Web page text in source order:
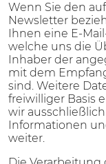
Wenn Sie den
Newsletter
Ihnen eine E-
welche uns die
Inhaber der
mit dem
sind. Weitere
freiwilliger Basis
wir
Informationen
weiter.